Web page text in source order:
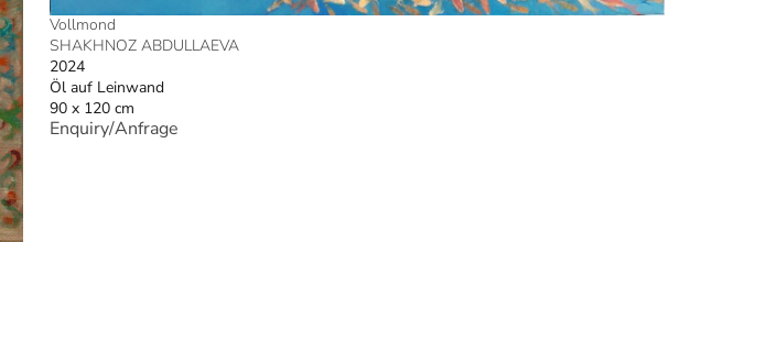
Vollmond
SHAKHNOZ ABDULLAEVA
2024
Öl auf Leinwand
90 x 120 cm
Enquiry/Anfrage